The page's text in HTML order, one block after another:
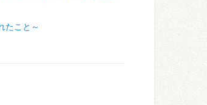
たこと～